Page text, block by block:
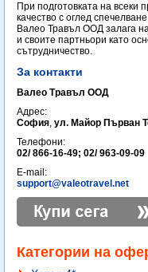
При подготовката на всеки
качество с оглед
Валео Травъл ООД залага
и своите партньори като
сътрудничество.
За контакти
Валео Травъл ООД
Адрес:
София, ул. Майор Първан
Телефони:
02/ 866-16-49; 02/ 963-09-09
E-mail:
support@valeotravel.net
Категории на